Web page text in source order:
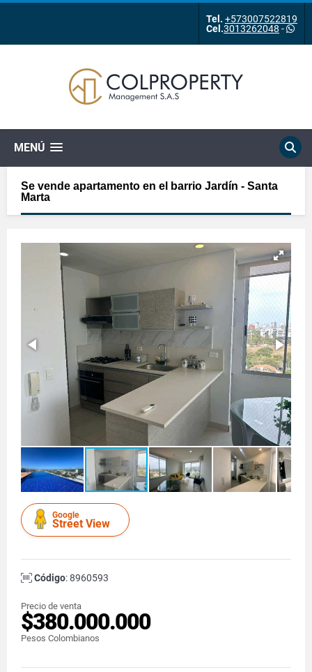
Tel. +573007522819
Cel.3013262048 -
MENÚ
Se vende apartamento en el barrio Jardín - Santa
Marta
Google
Street View
Código: 8960593
Precio de venta
$380.000.000
Pesos Colombianos